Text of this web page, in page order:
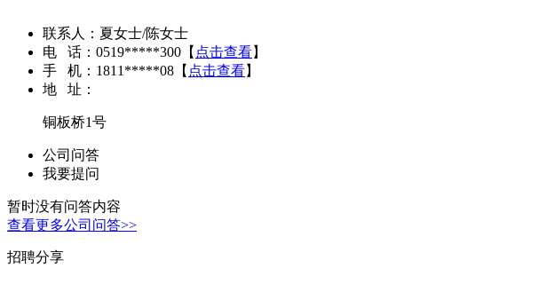
联系人： 夏女士/陈女士
电 话： 0519*****300 【 点击查看】
手 机： 1811*****08 【 点击查看】
地 址：
铜板桥1号
公司问答
我要提问
暂时没有问答内容
查看更多公司问答>>
招聘分享